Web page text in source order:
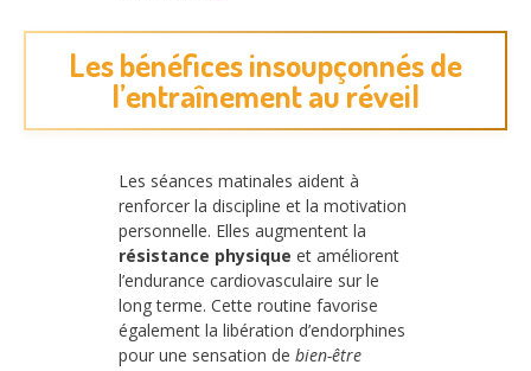
Les bénéfices insoupçonnés de
l’entraînement au réveil
Les séances matinales aident à
renforcer la discipline et la motivation
personnelle. Elles augmentent la
résistance physique et améliorent
l’endurance cardiovasculaire sur le
long terme. Cette routine favorise
également la libération d’endorphines
pour une sensation de bien-être